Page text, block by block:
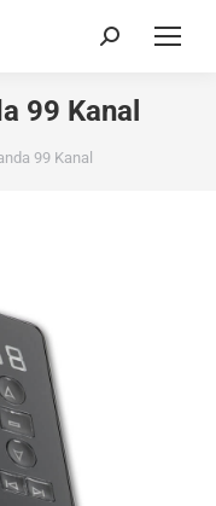
Search:
99 Kanal
99 Kanal